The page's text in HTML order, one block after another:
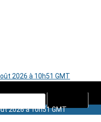
2026 à 10h51 GMT
2026 à 10h51 GMT